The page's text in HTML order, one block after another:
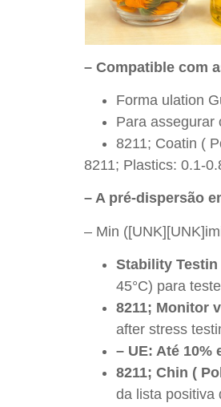
– Compatible com
Forma ulation
Para assegurar
8211; Coatin (
8211; Plastics: 0.1-
– A pré-dispersão
– Min
Stability
45°C) para
8211; Monitor
after stress
– UE: Até 10%
8211; Chin (
da lista positiva